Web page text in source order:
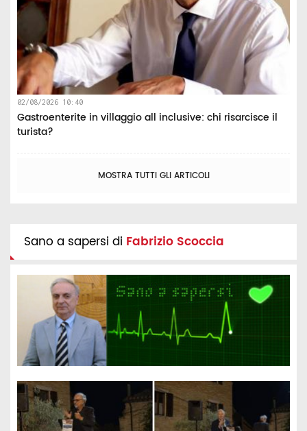
02/08/2026 10:40
Gastroenterite in villaggio all inclusive: chi risarcisce il
turista?
MOSTRA TUTTI GLI ARTICOLI
Sano a sapersi di Fabrizio Scoccia